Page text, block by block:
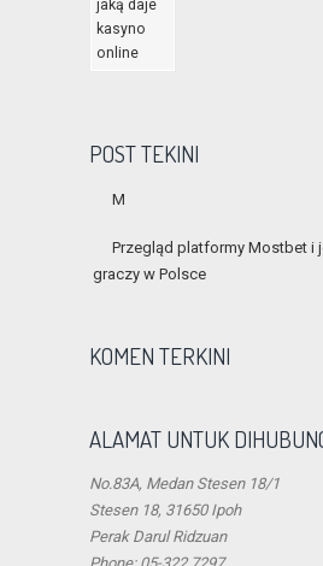
POST TEKINI
M
Przegląd platformy Mostbet i
graczy w Polsce
KOMEN TERKINI
ALAMAT UNTUK
No.83A, Medan Stesen 18/1
Stesen 18, 31650 Ipoh
Perak Darul Ridzuan